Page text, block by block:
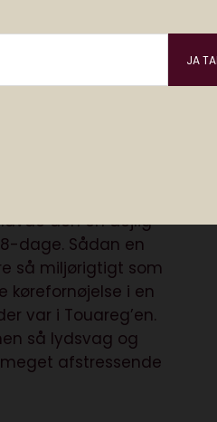
aftenen i tæt
personer eller
agtigt at prøve.
den en dejlig
dage. Sådan en
så miljørigtigt som
kørefornøjelse i en
var i Touareg’en.
så lydsvag og
afstressende